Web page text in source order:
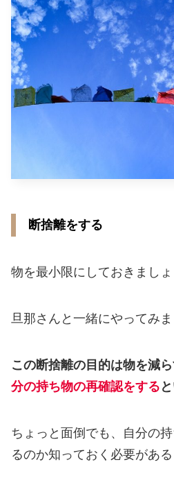
断捨離をする
物を最小限にしておきましょ
旦那さんと一緒にやってみま
この断捨離の目的は物を減ら
分の持ち物の再確認をする
ちょっと面倒でも、自分の
るのか知っておく必要がある